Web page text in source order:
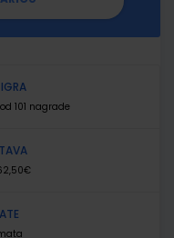
101 nagrade